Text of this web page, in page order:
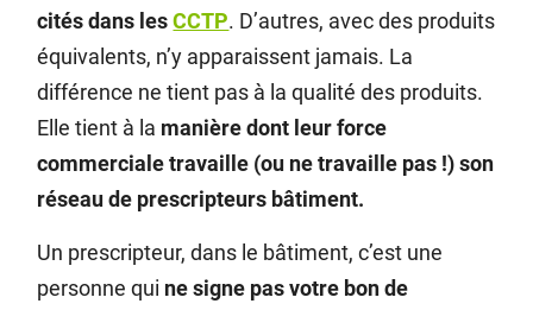
cités dans lesCCTP. D’autres, avec des produits
équivalents, n’y apparaissent jamais. La
différence ne tient pas à la qualité des produits.
Elle tient à la manière dont leur force
commerciale travaille (ou ne travaille pas !) son
réseau de prescripteurs bâtiment.
Un prescripteur, dans le bâtiment, c’est une
personne qui ne signe pas votre bon de